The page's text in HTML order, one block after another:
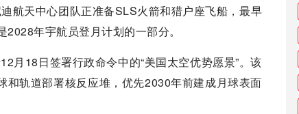
航天中心团队正准备SLS火箭和猎户座飞船，最早
年宇航员登月计划的一部分。
月18日签署行政命令中的“美国太空优势愿景”。该
和轨道部署核反应堆，优先2030年前建成月球表面